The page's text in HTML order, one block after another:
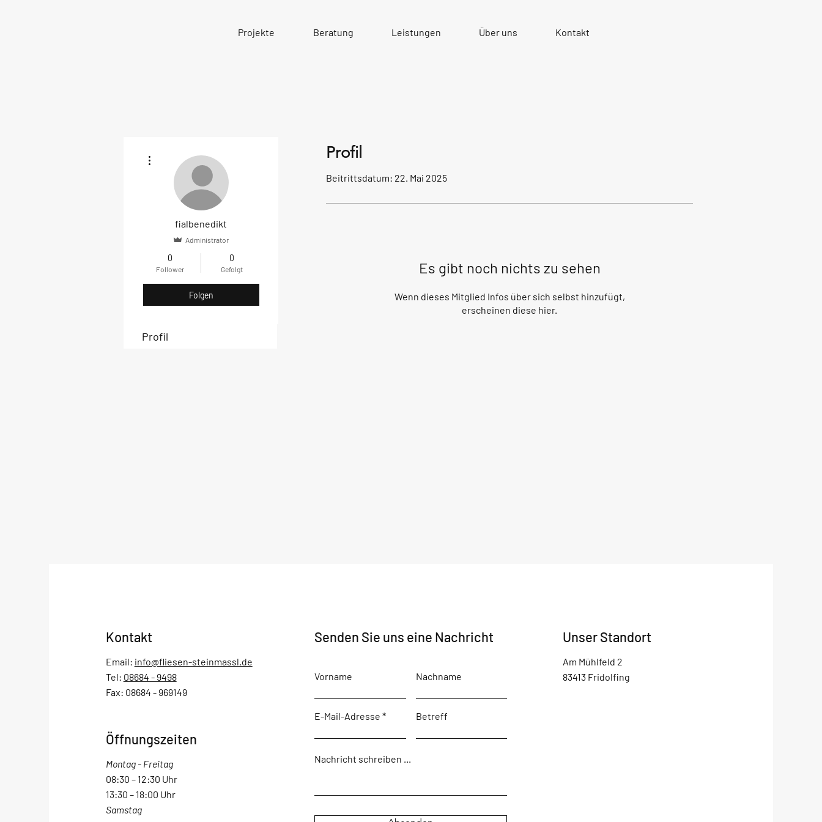
Projekte Beratung Leistungen Über uns Kontakt
Profil
Beitrittsdatum: 22. Mai 2025
Es gibt noch nichts zu sehen
Wenn dieses Mitglied Infos über sich selbst hinzufügt,
erscheinen diese hier.
fialbenedikt
Administrator
0
Follower
0
Gefolgt
Folgen
Profil
Kontakt
Email: info@fliesen-steinmassl.de
Tel: 08684 - 9498
Fax: 08684 - 969149
Öffnungszeiten
Montag - Freitag
08:30 – 12:30 Uhr
13:30 – 18:00 Uhr
Samstag
Senden Sie uns eine Nachricht
Vorname Nachname
E-Mail-Adresse Betreff
Nachricht schreiben ...
Unser Standort
Am Mühlfeld 2
83413 Fridolfing